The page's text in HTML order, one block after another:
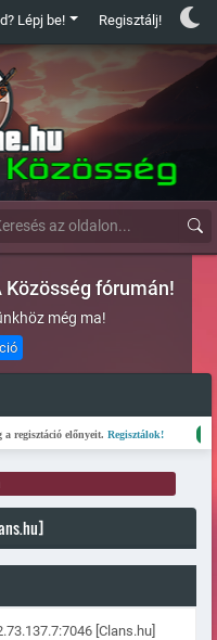
Lépj be! Regisztálj!
Közösség fórumán!
még ma!
előnyeit.Regisztálok! Kész
[Clans.hu]